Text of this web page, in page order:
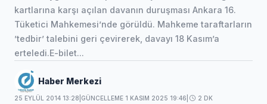
kartlarına karşı açılan davanın duruşması Ankara 16.
Tüketici Mahkemesi’nde görüldü. Mahkeme taraftarların
’tedbir’ talebini geri çevirerek, davayı 18 Kasım’a
erteledi.E-bilet...
Haber Merkezi
25 EYLÜL 2014 13:28 GÜNCELLEME 1 KASIM 2025 19:46 2 DK